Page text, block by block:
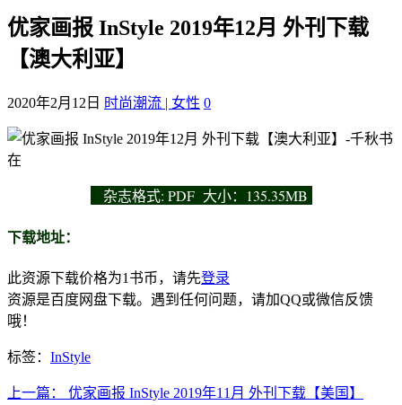
优家画报 InStyle 2019年12月 外刊下载
【澳大利亚】
2020年2月12日 时尚潮流 | 女性 0
杂志格式: PDF 大小：135.35MB
下载地址：
此资源下载价格为1 书币，请先登录
资源是百度网盘下载。遇到任何问题，请加QQ或微信反馈
哦！
标签： InStyle
上一篇：
优家画报 InStyle 2019年11月 外刊下载【美国】